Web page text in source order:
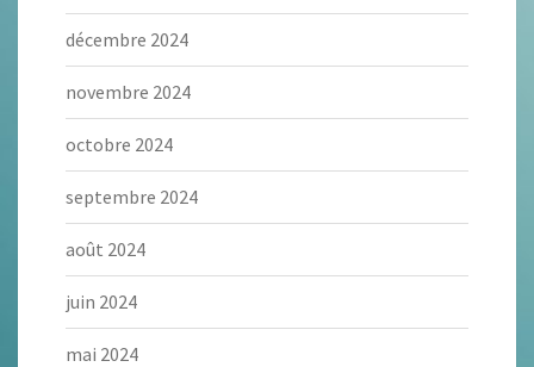
décembre 2024
novembre 2024
octobre 2024
septembre 2024
août 2024
juin 2024
mai 2024